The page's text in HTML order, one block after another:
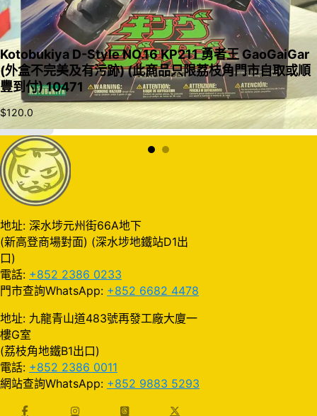
入購物車
Kotobukiya D-Style NO.16 KP211 勇者王 GaoGaiGar
(外盒不完美及有污跡) (此商品只限荔枝角門市自取或順
豐到付) 10471
$120.0
地址: 深水埗元州街66A地下
(新高登商場對面) (深水埗地鐵站D1出
口)
電話: +852 2386 0233
門市查詢WhatsApp: +852 6682 4478
地址: 九龍青山道483號再發工廠大廈一
樓G室
(荔枝角地鐵B1出口)
電話: +852 2386 0011
網站查詢WhatsApp: +852 9883 5293